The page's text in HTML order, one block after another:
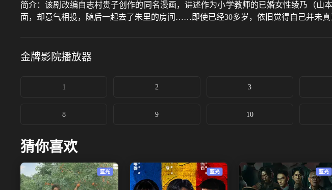
简介：该剧改编自志村贵子创作的同名漫画，讲述作为小学教师的已婚女性绫乃（山
面，却意气相投，随后一起去了朱里的房间……即使已经30多岁，依旧觉得自己并未真
金牌影院播放器
1 2 3
8 9 10
猜你喜欢
蓝光 蓝光 蓝光